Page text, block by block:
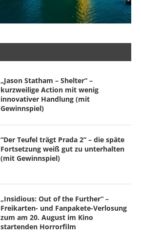
„Jason Statham – Shelter“ –
kurzweilige Action mit wenig
innovativer Handlung (mit
Gewinnspiel)
“Der Teufel trägt Prada 2” – die späte
Fortsetzung weiß gut zu unterhalten
(mit Gewinnspiel)
„Insidious: Out of the Further“ –
Freikarten- und Fanpakete-Verlosung
zum am 20. August im Kino
startenden Horrorfilm